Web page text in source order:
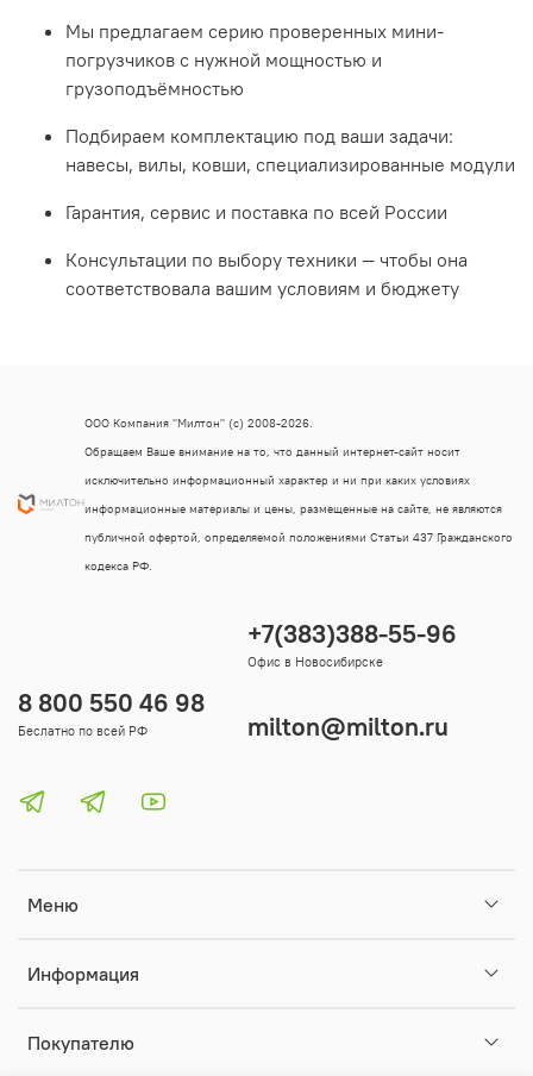
Мы предлагаем серию проверенных мини-
погрузчиков с нужной мощностью и
грузоподъёмностью
Подбираем комплектацию под ваши задачи:
навесы, вилы, ковши, специализированные модули
Гарантия, сервис и поставка по всей России
Консультации по выбору техники — чтобы она
соответствовала вашим условиям и бюджету
Меню
Информация
Покупателю
8 800 550 46 98
Беслатно по всей РФ
+7(383)388-55-96
Офис в Новосибирске
milton@milton.ru
ООО Компания "Милтон" (с) 2008-2026.
Обращаем Ваше внимание на то, что данный интернет-сайт носит
исключительно информационный характер и ни при каких условиях
информационные материалы и цены, размещенные на сайте, не являются
публичной офертой, определяемой положениями Статьи 437 Гражданского
кодекса РФ.